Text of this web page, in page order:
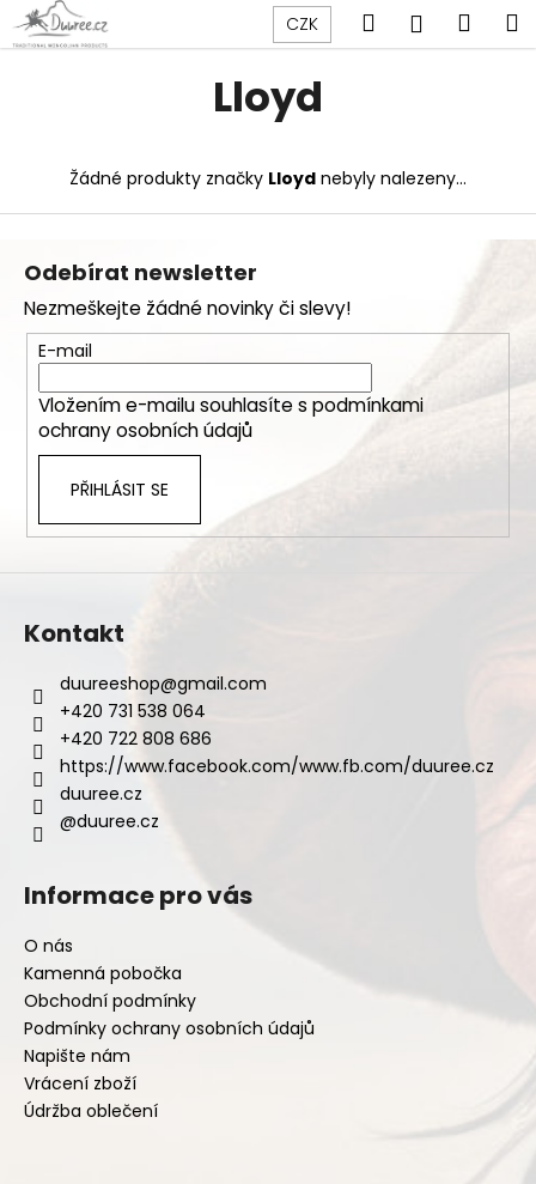
Přejít
na
obsah
CZK Hledat
Lloyd
Žádné produkty značky Lloyd nebyly nalezeny...
o
o
t
ř
e
b
e
n
a
í
?
o
p
o
r
u
č
u
Z
Odebírat newsletter
Nezmeškejte žádné novinky či slevy!
E-mail
Vložením e-mailu souhlasíte s podmínkami
ochrany osobních údajů
PŘIHLÁSIT SE
Kontakt
duureeshop@gmail.com
+420 731 538 064
+420 722 808 686
https://www.facebook.com/www.fb.com/duuree.cz
duuree.cz
@duuree.cz
Informace pro vás
O nás
Kamenná pobočka
Obchodní podmínky
Podmínky ochrany osobních údajů
Napište nám
Vrácení zboží
Údržba oblečení